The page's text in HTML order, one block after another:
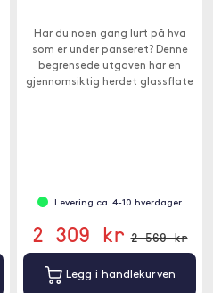
Har du noen gang lurt på hva
som er under panseret? Denne
begrensede utgaven har en
gjennomsiktig herdet glassflate
Levering ca. 4-10 hverdager
2 309 kr 2 569 kr
Legg i handlekurven